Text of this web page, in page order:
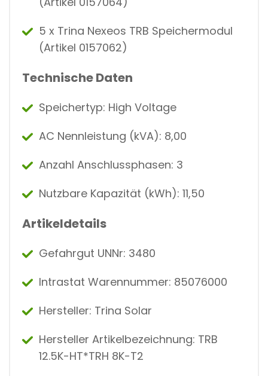
5 x Trina Nexeos TRB Speichermodul
(Artikel 0157062)
Technische Daten
Speichertyp: High Voltage
AC Nennleistung (kVA): 8,00
Anzahl Anschlussphasen: 3
Nutzbare Kapazität (kWh): 11,50
Artikeldetails
Gefahrgut UNNr: 3480
Intrastat Warennummer: 85076000
Hersteller: Trina Solar
Hersteller Artikelbezeichnung: TRB
12.5K-HT*TRH 8K-T2